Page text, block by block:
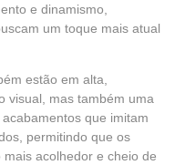
e dinamismo,
um toque mais atual
estão em alta,
visual, mas também uma
que imitam
permitindo que os
acolhedor e cheio de